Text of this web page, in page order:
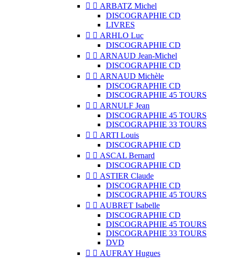
  ARBATZ Michel
DISCOGRAPHIE CD
LIVRES
  ARHLO Luc
DISCOGRAPHIE CD
  ARNAUD Jean-Michel
DISCOGRAPHIE CD
  ARNAUD Michèle
DISCOGRAPHIE CD
DISCOGRAPHIE 45 TOURS
  ARNULF Jean
DISCOGRAPHIE 45 TOURS
DISCOGRAPHIE 33 TOURS
  ARTI Louis
DISCOGRAPHIE CD
  ASCAL Bernard
DISCOGRAPHIE CD
  ASTIER Claude
DISCOGRAPHIE CD
DISCOGRAPHIE 45 TOURS
  AUBRET Isabelle
DISCOGRAPHIE CD
DISCOGRAPHIE 45 TOURS
DISCOGRAPHIE 33 TOURS
DVD
  AUFRAY Hugues